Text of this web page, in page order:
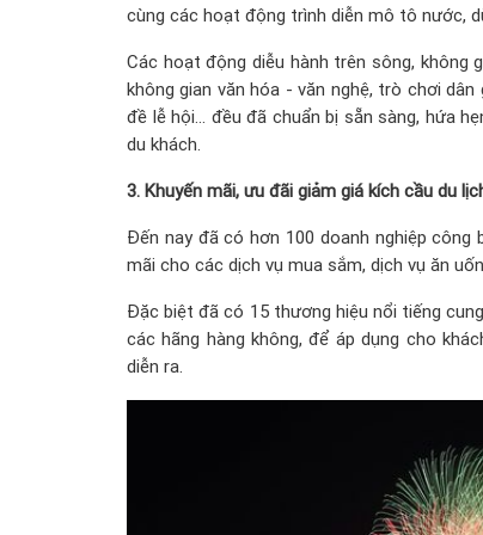
cùng các hoạt động trình diễn mô tô nước,
Các hoạt động diễu hành trên sông, không
không gian văn hóa - văn nghệ, trò chơi
đề lễ hội... đều đã chuẩn bị sẵn sàng, hứa
du khách.
3. Khuyến mãi, ưu đãi giảm giá kích cầu du
Đến nay đã có hơn 100 doanh nghiệp công
mãi cho các dịch vụ mua sắm, dịch vụ ăn
Đặc biệt đã có 15 thương hiệu nổi tiếng
các hãng hàng không, để áp dụng cho
diễn ra.